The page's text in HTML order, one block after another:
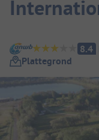
Camping 8.4
Plattegrond